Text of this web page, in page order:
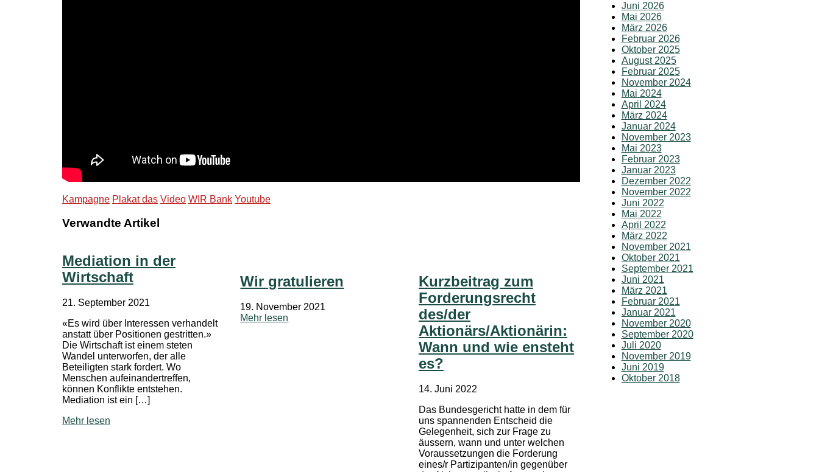
Kampagne Plakat das Video WIR Bank Youtube
Verwandte Artikel
Mediation in der
Wirtschaft
21. September 2021
«Es wird über Interessen verhandelt
anstatt über Positionen gestritten.»
Die Wirtschaft ist einem steten
Wandel unterworfen, der alle
Beteiligten stark fordert. Wo
Menschen aufeinandertreffen,
können Konflikte entstehen.
Mediation ist ein […]
Mehr lesen
Wir gratulieren
19. November 2021
Mehr lesen
Kurzbeitrag zum
Forderungsrecht
des/der
Aktionärs/Aktionärin:
Wann und wie ensteht
es?
14. Juni 2022
Das Bundesgericht hatte in dem für
uns spannenden Entscheid die
Gelegenheit, sich zur Frage zu
äussern, wann und unter welchen
Voraussetzungen die Forderung
eines/r Partizipanten/in gegenüber
Juni 2026
Mai 2026
März 2026
Februar 2026
Oktober 2025
August 2025
Februar 2025
November 2024
Mai 2024
April 2024
März 2024
Januar 2024
November 2023
Mai 2023
Februar 2023
Januar 2023
Dezember 2022
November 2022
Juni 2022
Mai 2022
April 2022
März 2022
November 2021
Oktober 2021
September 2021
Juni 2021
März 2021
Februar 2021
Januar 2021
November 2020
September 2020
Juli 2020
November 2019
Juni 2019
Oktober 2018